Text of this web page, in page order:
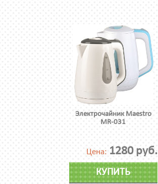
Электрочайник Maestro
MR-031
Цена: 1280 руб.
КУПИТЬ